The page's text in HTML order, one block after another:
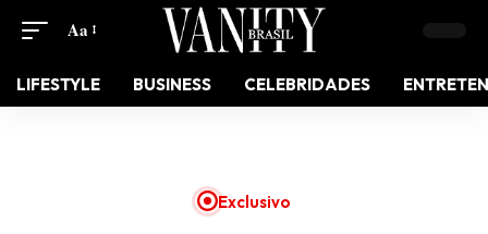
Aa
LIFESTYLE BUSINESS CELEBRIDADES
Exclusivo